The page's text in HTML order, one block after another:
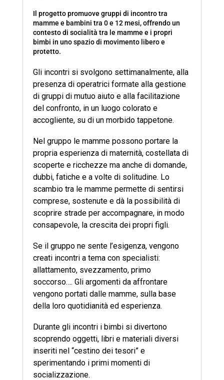
Il progetto promuove gruppi di incontro tra
mamme e bambini tra 0 e 12 mesi, offrendo un
contesto di socialità tra le mamme e i propri
bimbi in uno spazio di movimento libero e
protetto.
Gli incontri si svolgono settimanalmente, alla
presenza di operatrici formate alla gestione
di gruppi di mutuo aiuto e alla facilitazione
del confronto, in un luogo colorato e
accogliente, su di un morbido tappetone.
Nel gruppo le mamme possono portare la
propria esperienza di maternità, costellata di
scoperte e ricchezze ma anche di domande,
dubbi, fatiche e a volte di solitudine. Lo
scambio tra le mamme permette di sentirsi
comprese, sostenute e dà la possibilità di
scoprire strade per accompagnare, in modo
consapevole, la crescita dei propri figli.
Se il gruppo ne sente l’esigenza, vengono
creati incontri a tema con specialisti:
allattamento, svezzamento, primo
soccorso…. Gli argomenti da affrontare
vengono portati dalle mamme, sulla base
della loro quotidianità ed esperienza.
Durante gli incontri i bimbi si divertono
scoprendo oggetti, libri e materiali diversi
inseriti nel “cestino dei tesori” e
sperimentando i primi momenti di
socializzazione.